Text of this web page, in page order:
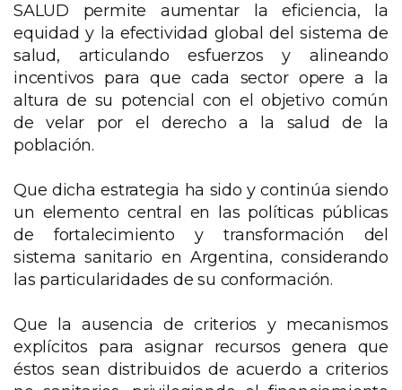
SALUD permite aumentar la eficiencia, la
equidad y la efectividad global del sistema de
salud, articulando esfuerzos y alineando
incentivos para que cada sector opere a la
altura de su potencial con el objetivo común
de velar por el derecho a la salud de la
población.
Que dicha estrategia ha sido y continúa siendo
un elemento central en las políticas públicas
de fortalecimiento y transformación del
sistema sanitario en Argentina, considerando
las particularidades de su conformación.
Que la ausencia de criterios y mecanismos
explícitos para asignar recursos genera que
éstos sean distribuidos de acuerdo a criterios